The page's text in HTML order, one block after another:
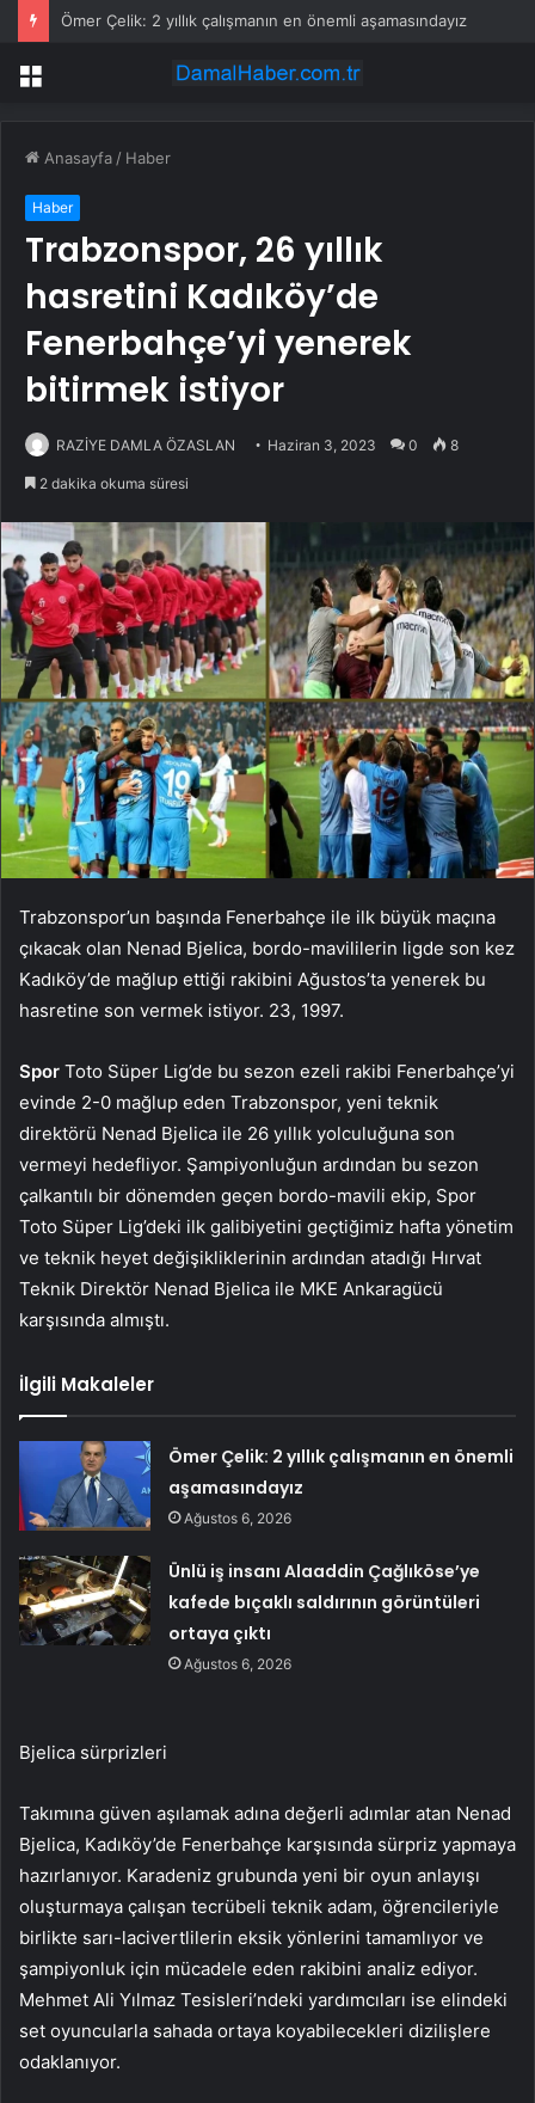
Ömer Çelik: 2 yıllık çalışmanın en önemli aşamasındayız
Menü
Anasayfa / Haber
Haber
Trabzonspor, 26 yıllık
hasretini Kadıköy’de
Fenerbahçe’yi yenerek
bitirmek istiyor
RAZİYE DAMLA ÖZASLAN Haziran 3, 2023 0 8
2 dakika okuma süresi
Trabzonspor’un başında Fenerbahçe ile ilk büyük maçına
çıkacak olan Nenad Bjelica, bordo-mavililerin ligde son kez
Kadıköy’de mağlup ettiği rakibini Ağustos’ta yenerek bu
hasretine son vermek istiyor. 23, 1997.
Spor Toto Süper Lig’de bu sezon ezeli rakibi Fenerbahçe’yi
evinde 2-0 mağlup eden Trabzonspor, yeni teknik
direktörü Nenad Bjelica ile 26 yıllık yolculuğuna son
vermeyi hedefliyor. Şampiyonluğun ardından bu sezon
çalkantılı bir dönemden geçen bordo-mavili ekip, Spor
Toto Süper Lig’deki ilk galibiyetini geçtiğimiz hafta yönetim
ve teknik heyet değişikliklerinin ardından atadığı Hırvat
Teknik Direktör Nenad Bjelica ile MKE Ankaragücü
karşısında almıştı.
İlgili Makaleler
Ömer Çelik: 2 yıllık çalışmanın en önemli
aşamasındayız
Ağustos 6, 2026
Ünlü iş insanı Alaaddin Çağlıköse’ye
kafede bıçaklı saldırının görüntüleri
ortaya çıktı
Ağustos 6, 2026
Bjelica sürprizleri
Takımına güven aşılamak adına değerli adımlar atan Nenad
Bjelica, Kadıköy’de Fenerbahçe karşısında sürpriz yapmaya
hazırlanıyor. Karadeniz grubunda yeni bir oyun anlayışı
oluşturmaya çalışan tecrübeli teknik adam, öğrencileriyle
birlikte sarı-lacivertlilerin eksik yönlerini tamamlıyor ve
şampiyonluk için mücadele eden rakibini analiz ediyor.
Mehmet Ali Yılmaz Tesisleri’ndeki yardımcıları ise elindeki
set oyuncularla sahada ortaya koyabilecekleri dizilişlere
odaklanıyor.